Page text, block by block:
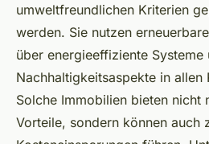
umweltfreundlichen Kriterien
werden. Sie nutzen
über energieeffiziente
Nachhaltigkeitsaspekte in allen
Solche Immobilien bieten nicht
Vorteile, sondern können auch